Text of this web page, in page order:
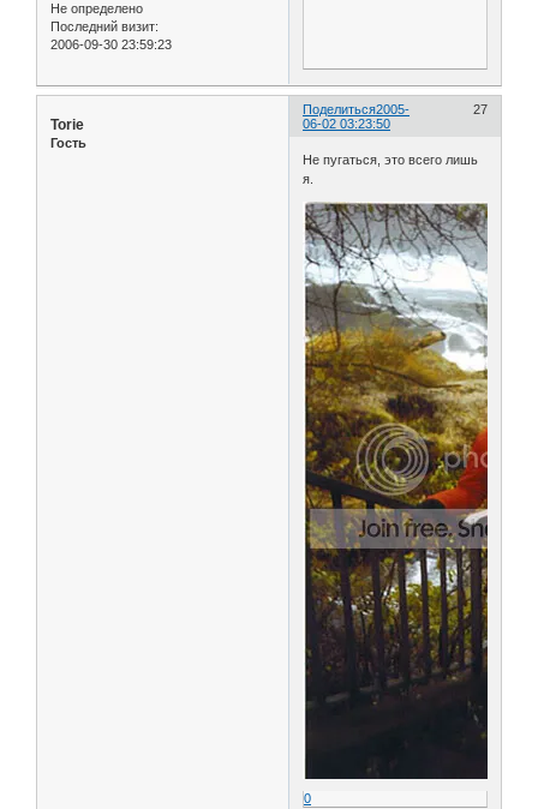
Не определено
Последний визит:
2006-09-30 23:59:23
Поделиться 27
2005-
06-02 03:23:50
Torie
Гость
Не пугаться, это всего лишь
я.
0